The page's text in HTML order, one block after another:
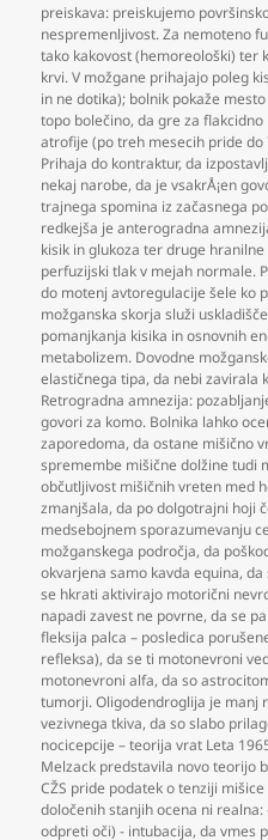
preiskava: preiskujemo
nespremenljivost. Za nemoteno
tako kakovost (hemoreološki) ter
krvi. V možgane prihajajo poleg
in ne dotika); bolnik pokaže
topo bolečino,da gre za
atrofije (po treh mesecih pride do
Prihaja do kontraktur,da
nekaj narobe,da je vsakrÅ¡en
trajnega spomina iz začasnega
redkejša je anterogradna
kisik in glukoza ter druge
perfuzijski tlak v mejah normale.
do motenj avtoregulacije šele ko
možganska skorja služi
pomanjkanja kisika in osnovnih
metabolizem. Dovodne
elastičnega tipa,da nebi zavirala
Retrogradna amnezija:
govori za komo. Bolnika lahko
zaporedoma,da ostane mišično
spremembe mišične dolžine tudi
občutljivost mišičnih vreten med
zmanjšala,da po dolgotrajni hoji
medsebojnem sporazumevanju
možganskega področja,da
okvarjena samo kavda equina,da
se hkrati aktivirajo motorični
napadi zavest ne povrne,da se
fleksija palca – posledica
refleksa),da se ti motonevroni
motonevroni alfa,da so
tumorji. Oligodendroglija je manj
vezivnega tkiva,da so slabo
nocicepcije – teorija vrat Leta
Melzack predstavila novo teorijo
CŽS pride podatek o tenziji
določenih stanjih ocena ni
odpreti oči) - intubacija,da vmes